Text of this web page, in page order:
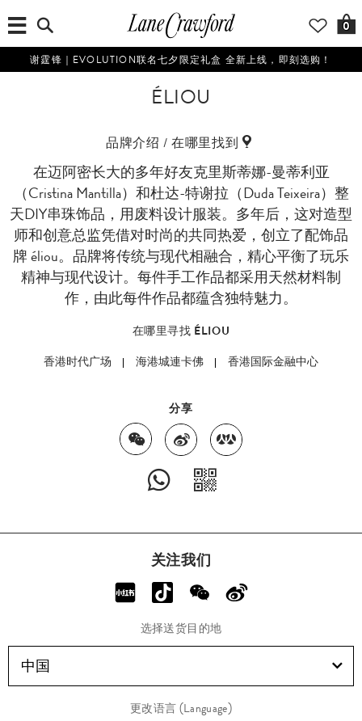
0
谢霆锋｜EVOLUTION联名七夕限定礼盒 全新上线，即刻选购！
ÉLIOU
品牌介绍 / 在哪里找到
在迈阿密长大的多年好友克里斯蒂娜-曼蒂利亚
（Cristina Mantilla）和杜达-特谢拉（Duda Teixeira）整
天DIY串珠饰品，用废料设计服装。多年后，这对造型
师和创意总监凭借对时尚的共同热爱，创立了配饰品
牌 éliou。品牌将传统与现代相融合，精心平衡了玩乐
精神与现代设计。每件手工作品都采用天然材料制
作，由此每件作品都蕴含独特魅力。
在哪里寻找 ÉLIOU
香港时代广场
海港城連卡佛 香港国际金融中心
分享
关注我们
选择送货目的地
中国
更改语言 (Language)